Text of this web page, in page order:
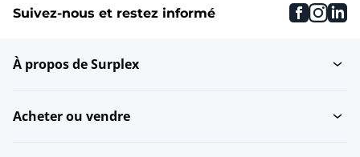
Systèmes de crochets
Robots de pistolage
Suivez-nous et restez informé
À propos de Surplex
Acheter ou vendre